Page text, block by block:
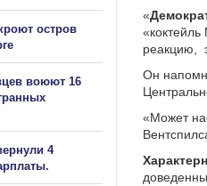
«
реакцию,
Он
«Может
остров
воюют 16
4